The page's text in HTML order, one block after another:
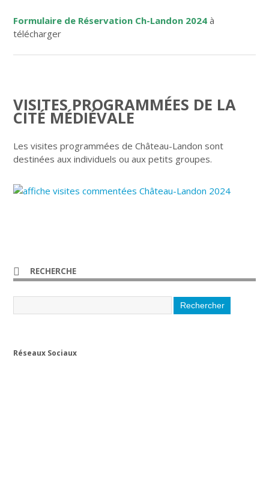
Formulaire de Réservation Ch-Landon 2024à
télécharger
VISITES PROGRAMMÉES DE LA
CITÉ MÉDIÉVALE
Les visites programmées de Château-Landon sont
destinées aux individuels ou aux petits groupes.
RECHERCHE
Réseaux Sociaux